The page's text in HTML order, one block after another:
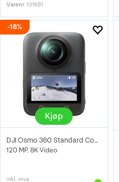
Varenr 131681
18%
Kjøp
DJI Osmo 360 Standard Combo
120 MP. 8K Video
inkl. mva